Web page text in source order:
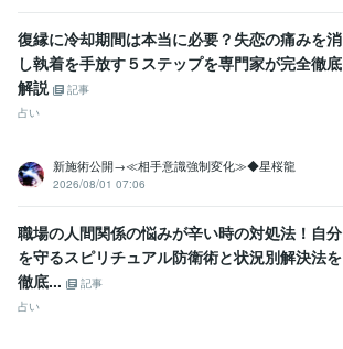
復縁に冷却期間は本当に必要？失恋の痛みを消
し執着を手放す５ステップを専門家が完全徹底
解説
記事
占い
新施術公開→≪相手意識強制変化≫◆星桜龍
2026/08/01 07:06
職場の人間関係の悩みが辛い時の対処法！自分
を守るスピリチュアル防衛術と状況別解決法を
徹底...
記事
占い